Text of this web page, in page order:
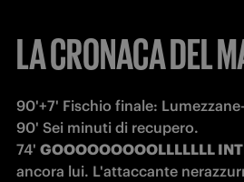
LA CRONACA DEL
90'+7' Fischio finale:
90' Sei minuti di recupero.
74' GOOOOOOOOOLLLLLLL
ancora lui. L'attaccante